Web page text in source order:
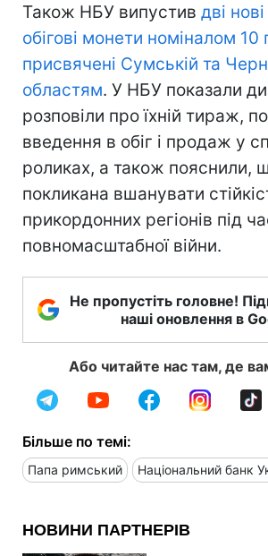
Також НБУ випустив дві
обігові монети номіналом 10
присвячені Сумській та
областям. У НБУ показали
розповіли про їхній тираж,
введення в обіг і продаж у
роликах, а також пояснили,
покликана вшанувати
прикордонних регіонів під
повномасштабної війни.
Не пропустіть головне!
наші оновлення в
Або читайте нас там, де
Більше по темі:
Папа римський Національний банк